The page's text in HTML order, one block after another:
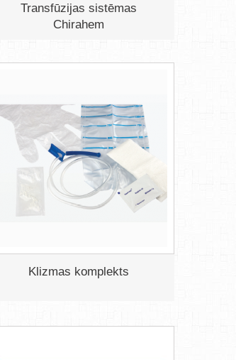
Transfūzijas sistēmas
Chirahem
Klizmas komplekts